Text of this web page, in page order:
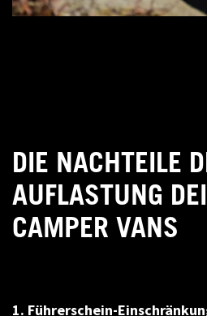
DIE NACHTEILE
AUFLASTUNG
CAMPER VANS
1. Führerschein-